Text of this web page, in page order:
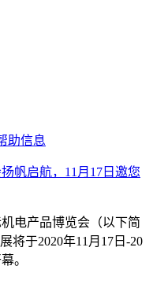
助信息
帆启航，11月17日邀您
电产品博览会（以下简
将于2020年11月17日-20
。